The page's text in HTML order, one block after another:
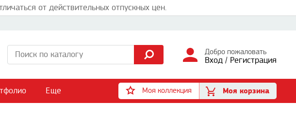
от действительных отпускных цен.
Добро пожаловать
Вход / Регистрация
Еще Моя коллекция Моя корзина